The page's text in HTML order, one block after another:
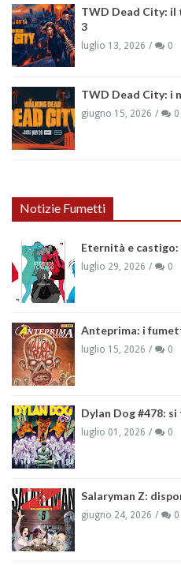
TWD Dead City:
3
luglio 13, 2026 0
TWD Dead City: i
giugno 15, 2026 0
Notizie Fumetti
Eternità e castigo:
luglio 29, 2026 0
Anteprima: i
luglio 15, 2026 0
Dylan Dog #478:
luglio 01, 2026 0
Salaryman Z:
giugno 24, 2026 0